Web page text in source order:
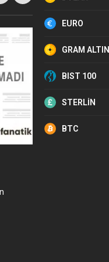
EURO
GRAM ALTIN
BIST 100
STERLİN
BTC